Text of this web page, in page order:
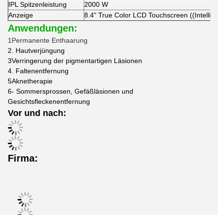
IPL Spitzenleistung
2000 W
Anzeige
8.4" True Color LCD Touchscreen
Anwendungen:
1Permanente Enthaarung
2. Hautverjüngung
3Verringerung der pigmentartigen Läsionen
4. Faltenentfernung
5Aknetherapie
6- Sommersprossen, Gefäßläsionen und
Gesichtsfleckenentfernung
Vor und nach:
Firma: